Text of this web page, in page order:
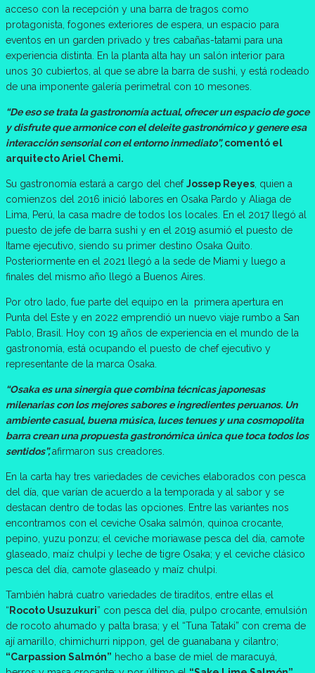
acceso con la recepción y una barra de tragos como
protagonista, fogones exteriores de espera, un espacio para
eventos en un garden privado y tres cabañas-tatami para una
experiencia distinta. En la planta alta hay un salón interior para
unos 30 cubiertos, al que se abre la barra de sushi, y está rodeado
de una imponente galería perimetral con 10 mesones.
“De eso se trata la gastronomía actual, ofrecer un espacio de goce
y disfrute que armonice con el deleite gastronómico y genere esa
interacción sensorial con el entorno inmediato”,comentó el
arquitecto Ariel Chemi.
Su gastronomía estará a cargo del chefJossep Reyes , quien a
comienzos del 2016 inició labores en Osaka Pardo y Aliaga de
Lima, Perú, la casa madre de todos los locales. En el 2017 llegó al
puesto de jefe de barra sushi y en el 2019 asumió el puesto de
Itame ejecutivo, siendo su primer destino Osaka Quito.
Posteriormente en el 2021 llegó a la sede de Miami y luego a
finales del mismo año llegó a Buenos Aires.
Por otro lado, fue parte del equipo en la primera apertura en
Punta del Este y en 2022 emprendió un nuevo viaje rumbo a San
Pablo, Brasil. Hoy con 19 años de experiencia en el mundo de la
gastronomía, está ocupando el puesto de chef ejecutivo y
representante de la marca Osaka.
“Osaka es una sinergia que combina técnicas japonesas
milenarias con los mejores sabores e ingredientes peruanos. Un
ambiente casual, buena música, luces tenues y una cosmopolita
barra crean una propuesta gastronómica única que toca todos los
sentidos”,afirmaron sus creadores.
En la carta hay tres variedades de ceviches elaborados con pesca
del día, que varían de acuerdo a la temporada y al sabor y se
destacan dentro de todas las opciones. Entre las variantes nos
encontramos con el ceviche Osaka salmón, quinoa crocante,
pepino, yuzu ponzu; el ceviche moriawase pesca del día, camote
glaseado, maíz chulpi y leche de tigre Osaka; y el ceviche clásico
pesca del día, camote glaseado y maíz chulpi.
También habrá cuatro variedades de tiraditos, entre ellas el
“Rocoto Usuzukuri” con pesca del día, pulpo crocante, emulsión
de rocoto ahumado y palta brasa; y el “Tuna Tataki” con crema de
ají amarillo, chimichurri nippon, gel de guanabana y cilantro;
“Carpassion Salmón” hecho a base de miel de maracuyá,